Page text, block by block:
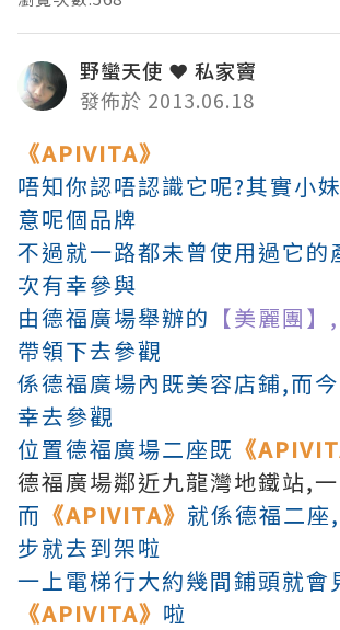
野蠻天使 ❤ 私家竇
發佈於 2013.06.18
《APIVITA》
唔知你認唔認識它呢?其實小
意呢個品牌
不過就一路都未曾使用過它的
次有幸參與
由德福廣場舉辦的 【美麗團】,
帶領下去參觀
係德福廣場內既美容店鋪,而
幸去參觀
位置德福廣場二座既 《
德福廣場鄰近九龍灣地鐵站,
而 《APIVITA》 就係德福二
步就去到架啦
一上電梯行大約幾間鋪頭就會
《APIVITA》 啦